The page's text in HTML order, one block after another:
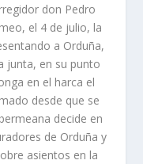
don Pedro
el 4 de julio, la
a Orduña,
junta, en su punto
en el harca el
desde que se
decide en
de Orduña y
asientos en la